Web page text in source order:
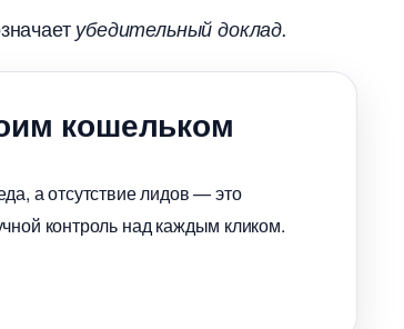
убедительный доклад.
кошельком
а отсутствие лидов — это
контроль над каждым кликом.